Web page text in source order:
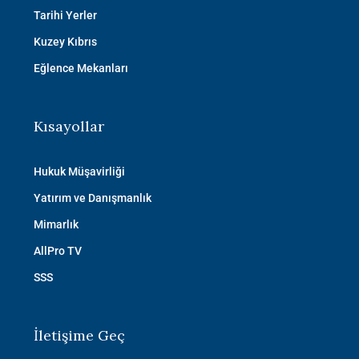
Tarihi Yerler
Kuzey Kıbrıs
Eğlence Mekanları
Kısayollar
Hukuk Müşavirliği
Yatırım ve Danışmanlık
Mimarlık
AllPro TV
SSS
İletişime Geç